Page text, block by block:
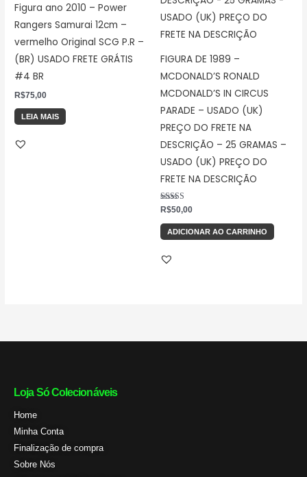
Figura ano 2010 – Power
Rangers Samurai 12cm –
vermelho Original SCG P.R –
(BR) USADO FRETE GRÁTIS
#4 BR
R$75,00
LEIA MAIS
FIGURA DE 1989 –
MCDONALD’S RONALD
MCDONALD’S IN CIRCUS
PARADE – USADO (UK)
PREÇO DO FRETE NA
DESCRIÇÃO – 25 GRAMAS –
USADO (UK) PREÇO DO
FRETE NA DESCRIÇÃO
Avaliação
5.00
de 5
R$50,00
ADICIONAR AO CARRINHO
Loja Só Colecionáveis
Home
Minha Conta
Finalização de compra
Sobre Nós